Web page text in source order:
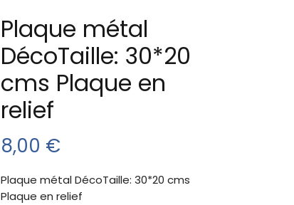
Plaque métal
DécoTaille: 30*20
cms Plaque en
relief
8,00 €
Plaque métal DécoTaille: 30*20 cms
Plaque en relief